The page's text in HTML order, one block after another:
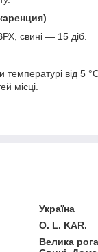
свині — 15 діб.
температурі від 5
місці.
Україна
O. L. KAR.
Велика